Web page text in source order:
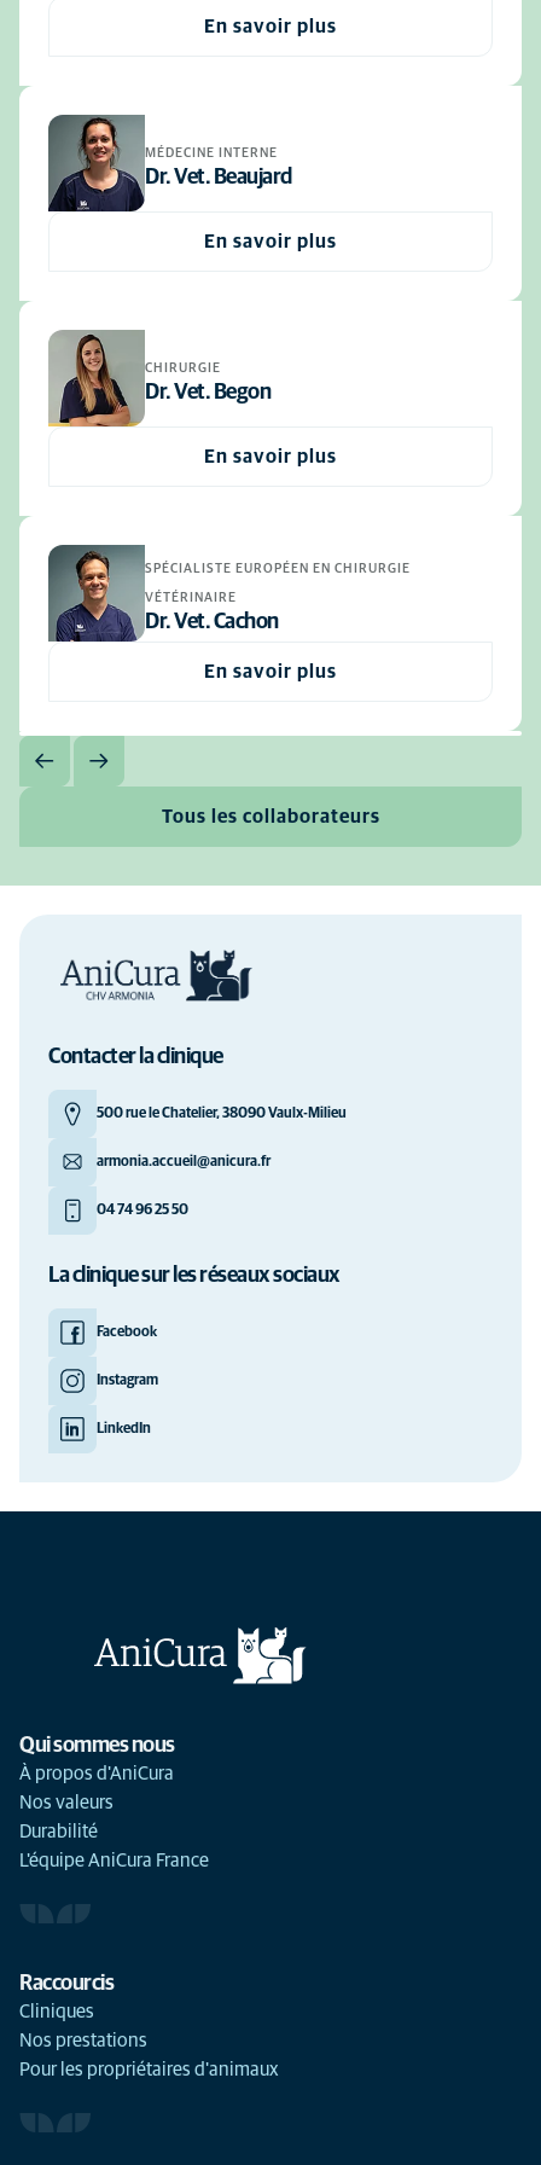
En savoir plus
MÉDECINE INTERNE
Dr. Vet. Beaujard
En savoir plus
CHIRURGIE
Dr. Vet. Begon
En savoir plus
SPÉCIALISTE EUROPÉEN EN CHIRURGIE
VÉTÉRINAIRE
Dr. Vet. Cachon
En savoir plus
Tous les collaborateurs
Contacter la clinique
500 rue le Chatelier, 38090 Vaulx-Milieu
armonia.accueil@anicura.fr
04 74 96 25 50
La clinique sur les réseaux sociaux
Facebook
Instagram
LinkedIn
Qui sommes nous
À propos d'AniCura
Nos valeurs
Durabilité
L'équipe AniCura France
Raccourcis
Cliniques
Nos prestations
Pour les propriétaires d'animaux